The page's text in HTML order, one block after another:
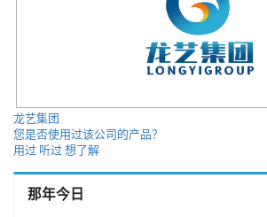
且具有良好口碑，有成功的优秀案例 ·机构需
构不能有任何负面新闻 ·企业奖项需要有明显
司关键发展等（不适合短时间的创新和mini案
现场分享实践案例 · 其他信息随时更新，请与我们
意： DigitalHRTech® 是HRTechChina专属商标
们无关，请认准HRTechChina及二维码验证核实
龙艺集团
您是否使用过该公司的产品？
用过 听过 想了解
那年今日